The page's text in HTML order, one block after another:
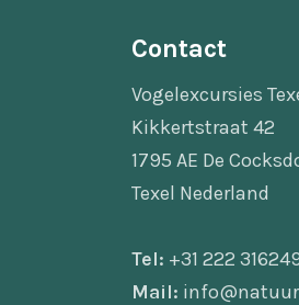
Contact
Vogelexcursies
Kikkertstraat 42
1795 AE De
Texel Nederland
Tel: +31 222
Mail: